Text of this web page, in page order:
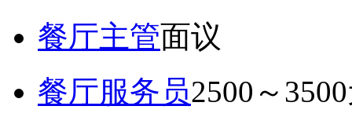
餐厅主管面议
餐厅服务员2500～